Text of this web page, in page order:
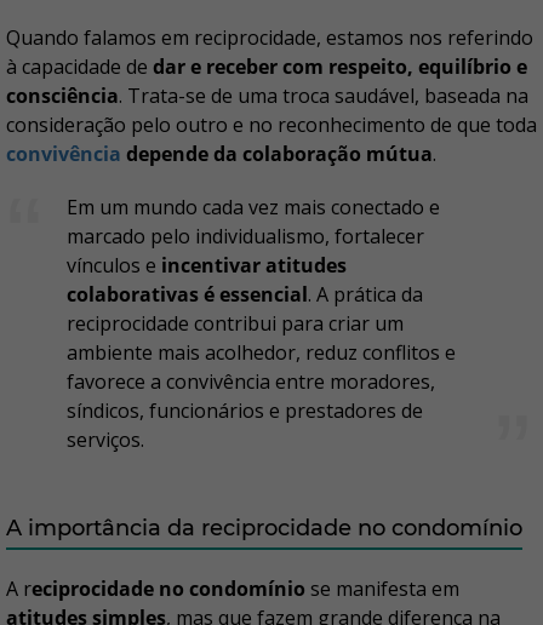
Quando falamos em reciprocidade, estamos nos referindo
à capacidade de dar e receber com respeito, equilíbrio e
consciência. Trata-se de uma troca saudável, baseada na
consideração pelo outro e no reconhecimento de que toda
convivência depende da colaboração mútua.
Em um mundo cada vez mais conectado e
marcado pelo individualismo, fortalecer
vínculos e incentivar atitudes
colaborativas é essencial. A prática da
reciprocidade contribui para criar um
ambiente mais acolhedor, reduz conflitos e
favorece a convivência entre moradores,
síndicos, funcionários e prestadores de
serviços.
A importância da reciprocidade no condomínio
A reciprocidade no condomínio se manifesta em
atitudes simples, mas que fazem grande diferença na